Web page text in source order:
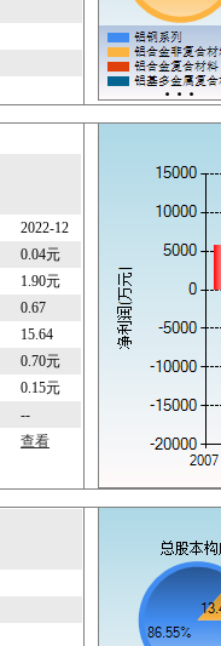
2022-12
0.04元
1.90元
0.67
15.64
0.70元
0.15元
--
查看